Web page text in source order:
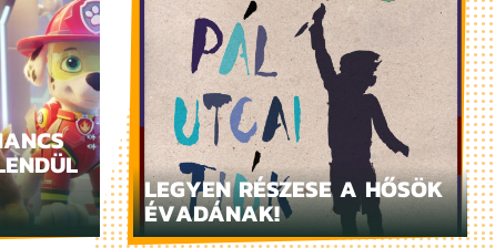
LEGYEN RÉSZESE A HŐSÖK
ÉVADÁNAK!